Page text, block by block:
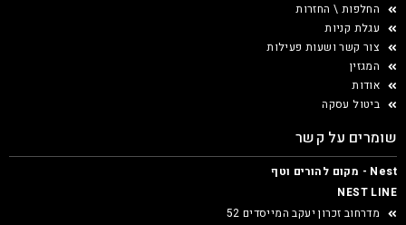
החלפות \ החזרות
עגלת קניות
צור קשר ושעות פעילות
המגזין
אודות
ביטול עסקה
שומרים על קשר
Nest - מקום להורים וטף
NEST LINE
מדרחוב זכרון יעקב המייסדים 52